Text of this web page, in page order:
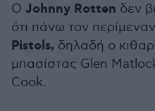
Ο Johnny Rotten δεν
ότι πάνω τον
Pistols, δηλαδή ο
μπασίστας Glen
Cook.